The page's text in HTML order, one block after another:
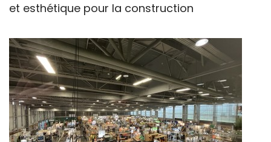
et esthétique pour la construction